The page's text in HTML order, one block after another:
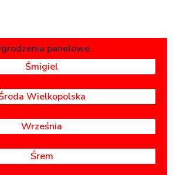
panelowe
Śmigiel
Wielkopolska
Września
Śrem